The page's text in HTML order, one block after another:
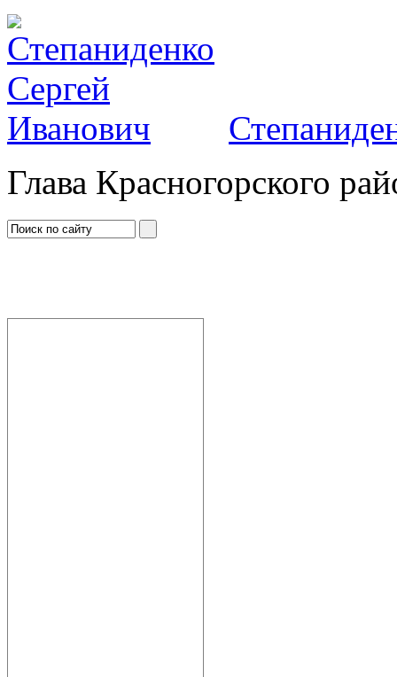
Глава Красногорского